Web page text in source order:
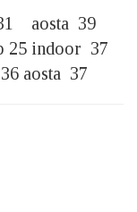
aosta 39
25 indoor 37
aosta 37